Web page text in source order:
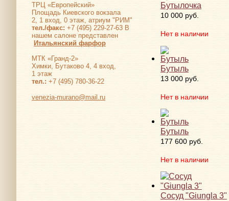
ТРЦ «Европейский»
Площадь Киевского вокзала
2, 1 вход, 0 этаж, атриум "РИМ"
тел./факс: +7 (495) 229-27-63 В
нашем салоне представлен
Итальянский фарфор
МТК «Гранд-2»
Химки, Бутаково 4, 4 вход,
1 этаж
тел.: +7 (495) 780-36-22
venezia-murano@mail.ru
Бутылочка
10 000 руб.
Нет в наличии
Бутыль
13 000 руб.
Нет в наличии
Бутыль
177 600 руб.
Нет в наличии
Сосуд "Giungla 3"